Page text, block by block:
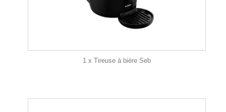
1 x Tireuse à bière Seb